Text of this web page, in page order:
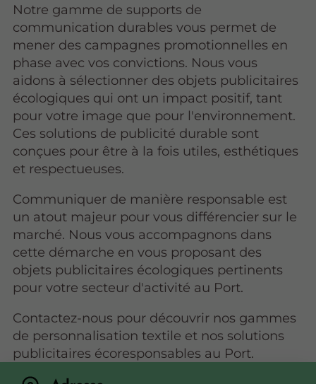
Notre gamme de supports de
communication durables vous permet de
mener des campagnes promotionnelles en
phase avec vos convictions. Nous vous
aidons à sélectionner des objets publicitaires
écologiques qui ont un impact positif, tant
pour votre image que pour l'environnement.
Ces solutions de publicité durable sont
conçues pour être à la fois utiles, esthétiques
et respectueuses.
Communiquer de manière responsable est
un atout majeur pour vous différencier sur le
marché. Nous vous accompagnons dans
cette démarche en vous proposant des
objets publicitaires écologiques pertinents
pour votre secteur d'activité au Port.
Contactez-nous pour découvrir nos gammes
de personnalisation textile et nos solutions
publicitaires écoresponsables au Port.